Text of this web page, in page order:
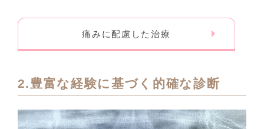
痛みに配慮した治療
2.豊富な経験に基づく的確な診断